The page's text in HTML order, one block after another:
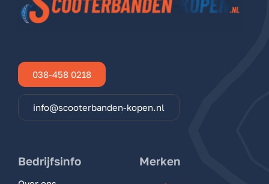
038-458 0218
info@scooterbanden-kopen.nl
Bedrijfsinfo Merken